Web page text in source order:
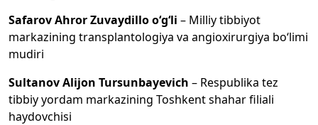
Safarov Ahror Zuvaydillo o‘g‘li – Milliy tibbiyot
markazining transplantologiya va angioxirurgiya bo‘limi
mudiri
Sultanov Alijon Tursunbayevich – Respublika tez
tibbiy yordam markazining Toshkent shahar filiali
haydovchisi